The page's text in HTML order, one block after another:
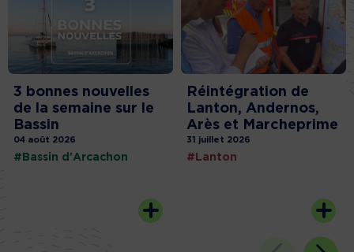
3 bonnes nouvelles
de la semaine sur le
Bassin
04 août 2026
#Bassin d'Arcachon
Réintégration de
Lanton, Andernos,
Arès et Marcheprime
31 juillet 2026
#Lanton